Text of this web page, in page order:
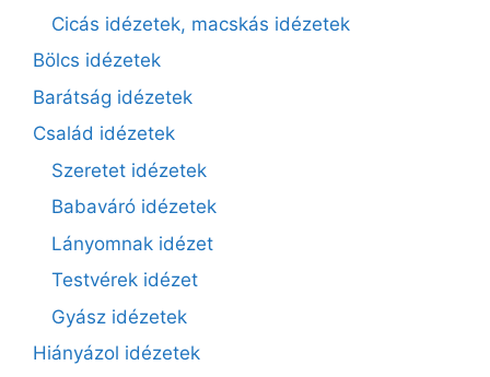
Cicás idézetek, macskás idézetek
Bölcs idézetek
Barátság idézetek
Család idézetek
Szeretet idézetek
Babaváró idézetek
Lányomnak idézet
Testvérek idézet
Gyász idézetek
Hiányázol idézetek